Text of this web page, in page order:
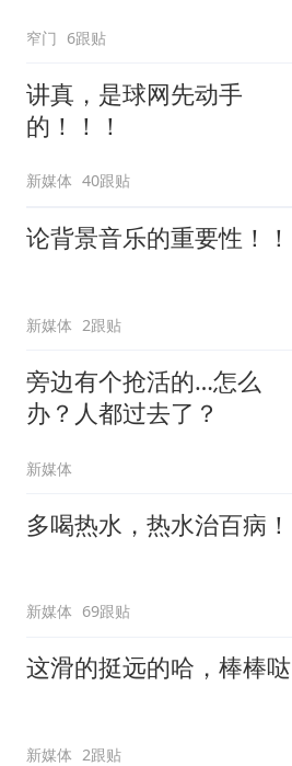
窄门 6跟贴
讲真，是球网先动手
的！！！
新媒体 40跟贴
论背景音乐的重要性！！
新媒体 2跟贴
旁边有个抢活的…怎么
办？人都过去了？
新媒体
多喝热水，热水治百病！
新媒体 69跟贴
这滑的挺远的哈，棒棒哒
新媒体 2跟贴